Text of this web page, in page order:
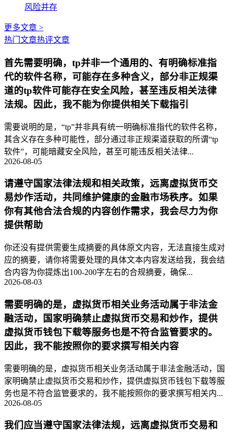
风险并存
更多文章 >
热门文章热评文章
首先需要明确，tp并非一个通用的、有明确标准指
代的软件名称，可能存在多种含义，部分非正规渠
道的tp软件可能存在安全风险，甚至违反相关法律
法规。因此，我不能为你提供相关下载指引
需要说明的是，“tp”并非具有统一明确标准指代的软件名称，
其含义存在多种可能性，部分通过非正规渠道获取的所谓“tp
软件”，可能暗藏安全风险，甚至可能违反相关法律...
2026-08-05
请遵守国家法律法规和相关政策，远离虚拟货币交
易炒作活动，共同维护健康的金融市场秩序。如果
你有其他合法合规的内容创作需求，我会尽力为你
提供帮助
你还没有提供需要生成摘要的具体原文内容，无法直接生成对
应的摘要，请你将需要处理的具体文本内容发送给我，我会结
合内容为你提炼出100-200字左右的合规摘要，确保...
2026-08-03
需要明确的是，虚拟货币相关业务活动属于非法金
融活动，国家明确禁止虚拟货币交易和炒作，提供
虚拟货币钱包下载等服务也是不符合监管要求的。
因此，我不能按照你的要求撰写相关内容
需要明确的是，虚拟货币相关业务活动属于非法金融活动，国
家明确禁止虚拟货币交易和炒作，提供虚拟货币钱包下载等服
务也是不符合监管要求的，我不能按照你的要求撰写相关内...
2026-08-05
我们应当遵守国家法律法规，远离虚拟货币交易和